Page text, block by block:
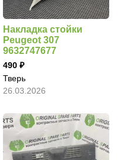
Накладка стойки
Peugeot 307
9632747677
490
Тверь
26.03.2026